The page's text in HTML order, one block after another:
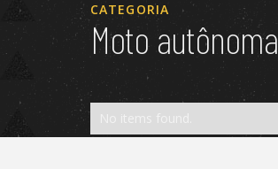
CATEGORIA
Moto autônoma